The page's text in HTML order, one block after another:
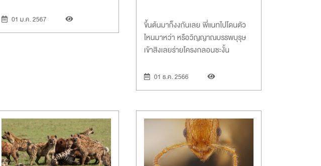
01 ม.ค. 2567
ขึ้นต้นมาก็งงกันเลย พี่แนทไปโดนตัว
ไหนมาหว่า หรือวิญญาณบรรพบุรุษ
เข้าสิงเลยร่ายโครงกลอนซะงั้น
01 ธ.ค. 2566